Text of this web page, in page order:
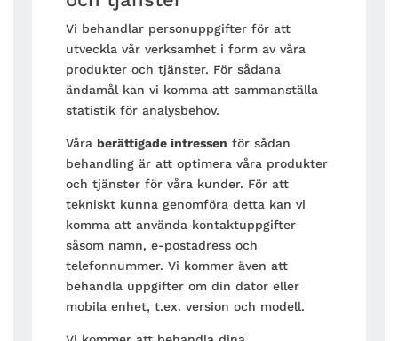
Vi behandlar personuppgifter för att
utveckla vår verksamhet i form av våra
produkter och tjänster. För sådana
ändamål kan vi komma att sammanställa
statistik för analysbehov.
Våra berättigade intressen för sådan
behandling är att optimera våra produkter
och tjänster för våra kunder. För att
tekniskt kunna genomföra detta kan vi
komma att använda kontaktuppgifter
såsom namn, e-postadress och
telefonnummer. Vi kommer även att
behandla uppgifter om din dator eller
mobila enhet, t.ex. version och modell.